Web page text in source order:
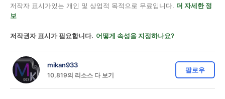
저작자 표시가있는 개인 및 상업적 목적으로 무료입니다. 더 자세한 정
보
저작권자 표시가 필요합니다. 어떻게 속성을 지정하나요?
mikan933
10,819의 리소스 다 보기
팔로우